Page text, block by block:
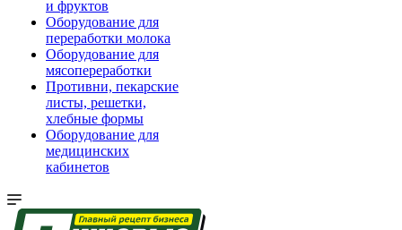
и фруктов
Оборудование для
переработки молока
Оборудование для
мясопереработки
Противни, пекарские
листы, решетки,
хлебные формы
Оборудование для
медицинских
кабинетов